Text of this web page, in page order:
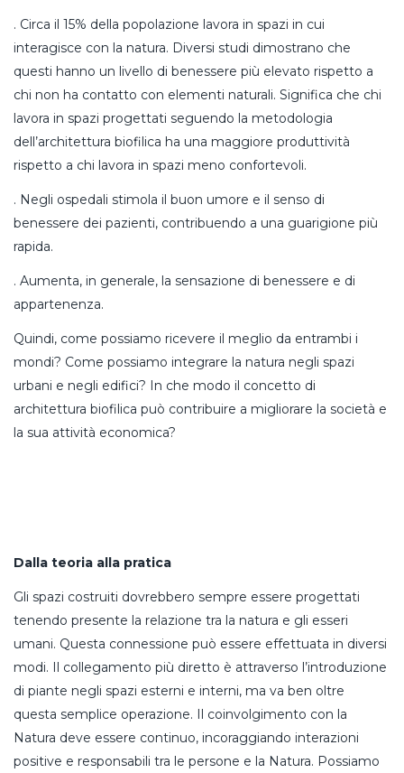
. Circa il 15% della popolazione lavora in spazi in cui
interagisce con la natura. Diversi studi dimostrano che
questi hanno un livello di benessere più elevato rispetto a
chi non ha contatto con elementi naturali. Significa che chi
lavora in spazi progettati seguendo la metodologia
dell’architettura biofilica ha una maggiore produttività
rispetto a chi lavora in spazi meno confortevoli.
. Negli ospedali stimola il buon umore e il senso di
benessere dei pazienti, contribuendo a una guarigione più
rapida.
. Aumenta, in generale, la sensazione di benessere e di
appartenenza.
Quindi, come possiamo ricevere il meglio da entrambi i
mondi? Come possiamo integrare la natura negli spazi
urbani e negli edifici? In che modo il concetto di
architettura biofilica può contribuire a migliorare la società e
la sua attività economica?
Dalla teoria alla pratica
Gli spazi costruiti dovrebbero sempre essere progettati
tenendo presente la relazione tra la natura e gli esseri
umani. Questa connessione può essere effettuata in diversi
modi. Il collegamento più diretto è attraverso l’introduzione
di piante negli spazi esterni e interni, ma va ben oltre
questa semplice operazione. Il coinvolgimento con la
Natura deve essere continuo, incoraggiando interazioni
positive e responsabili tra le persone e la Natura. Possiamo